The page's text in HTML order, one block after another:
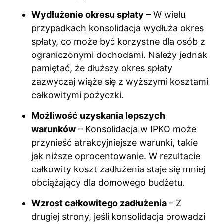
Wydłużenie okresu spłaty – W wielu
przypadkach konsolidacja wydłuża okres
spłaty, co może być korzystne dla osób z
ograniczonymi dochodami. Należy jednak
pamiętać, że dłuższy okres spłaty
zazwyczaj wiąże się z wyższymi kosztami
całkowitymi pożyczki.
Możliwość uzyskania lepszych
warunków – Konsolidacja w IPKO może
przynieść atrakcyjniejsze warunki, takie
jak niższe oprocentowanie. W rezultacie
całkowity koszt zadłużenia staje się mniej
obciążający dla domowego budżetu.
Wzrost całkowitego zadłużenia – Z
drugiej strony, jeśli konsolidacja prowadzi